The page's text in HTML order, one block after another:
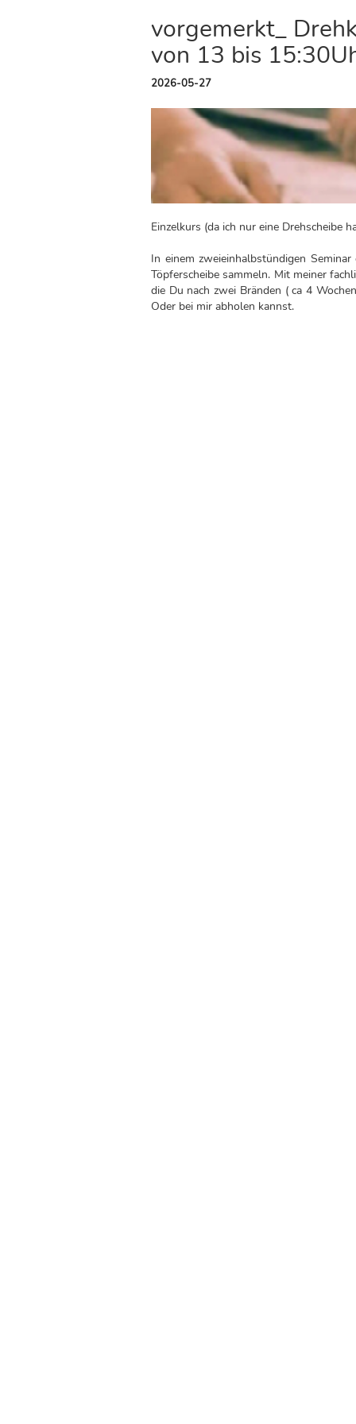
vorgemerkt_
von 13 bis
2026-05-27
Einzelkurs (da ich nur eine Drehscheibe
In einem zweieinhalbstündigen
Töpferscheibe sammeln. Mit meiner
die Du nach zwei Bränden ( ca 4
Oder bei mir abholen kannst.